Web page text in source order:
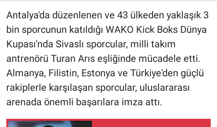
Antalya'da düzenlenen ve 43 ülkeden yaklaşık 3
bin sporcunun katıldığı WAKO Kick Boks Dünya
Kupası'nda Sivaslı sporcular, milli takım
antrenörü Turan Arıs eşliğinde mücadele etti.
Almanya, Filistin, Estonya ve Türkiye'den güçlü
rakiplerle karşılaşan sporcular, uluslararası
arenada önemli başarılara imza attı.